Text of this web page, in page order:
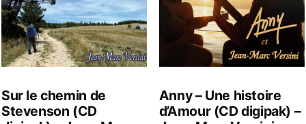
Sur le chemin de
Stevenson (CD
Anny – Une histoire
d’Amour (CD digipak) –